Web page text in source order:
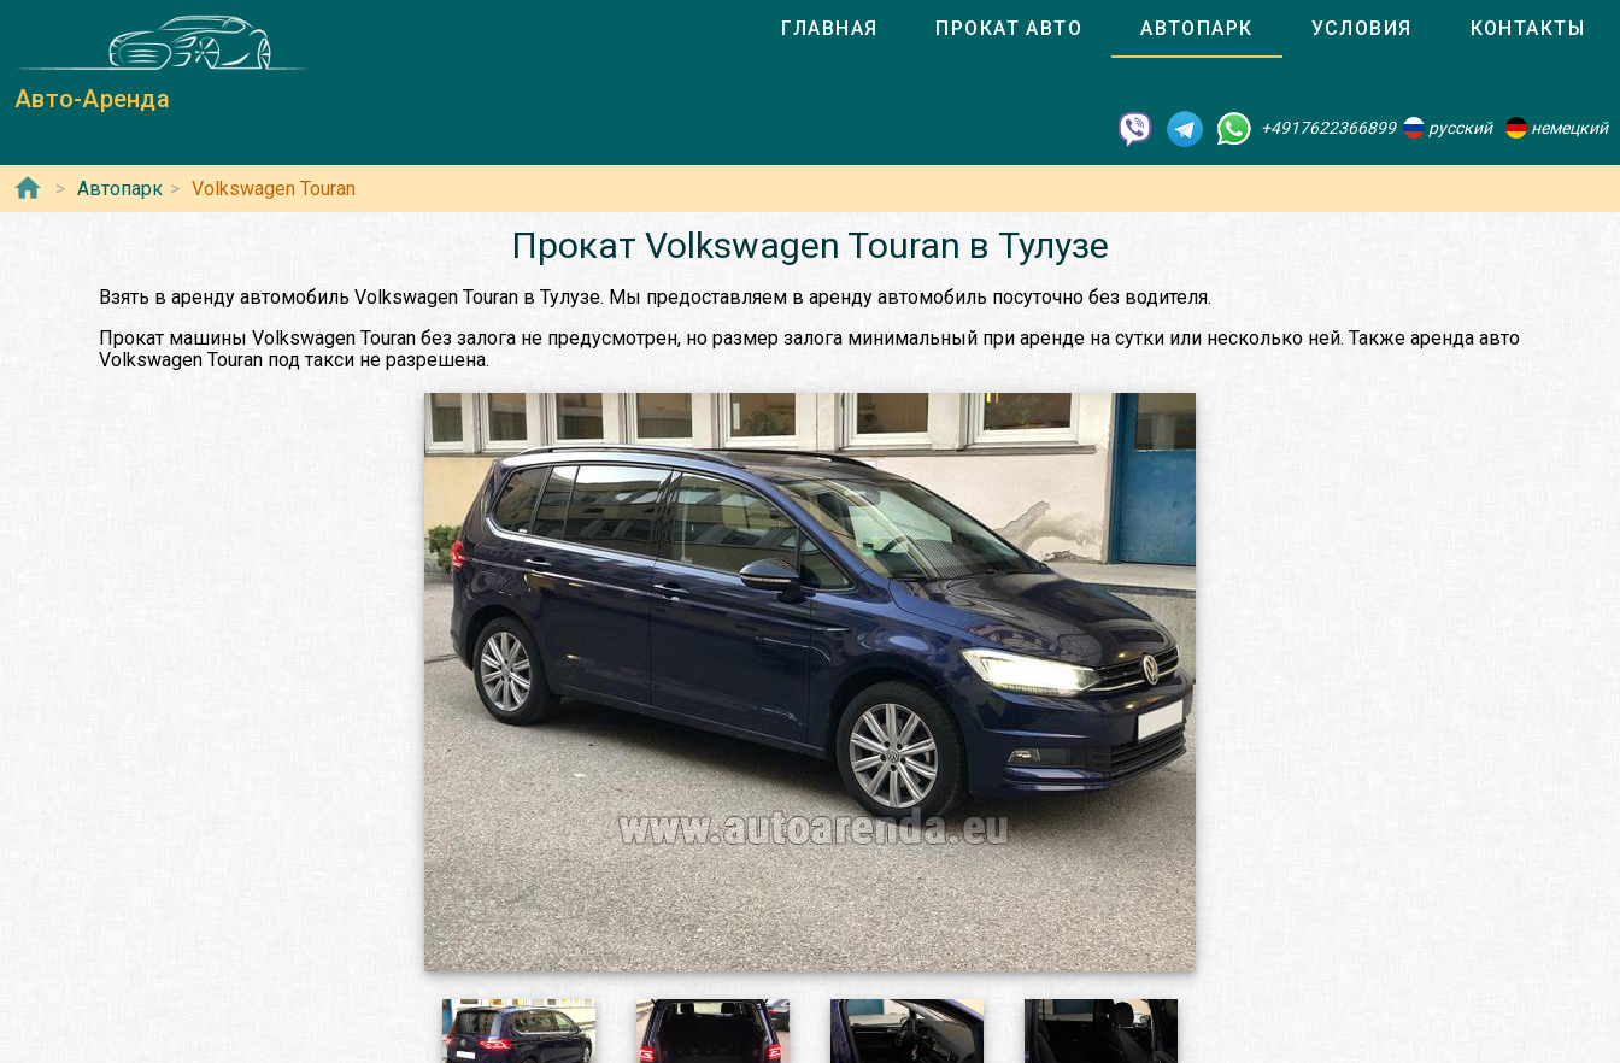
Авто-Аренда
ГЛАВНАЯ ПРОКАТ АВТО АВТОПАРК УСЛОВИЯ КОНТАКТЫ
+4917622366899 русский немецкий
Автопарк Volkswagen Touran
Прокат Volkswagen Touran в Тулузе
Взять в аренду автомобиль Volkswagen Touran в Тулузе. Мы предоставляем в аренду автомобиль посуточно без водителя.
Прокат машины Volkswagen Touran без залога не предусмотрен, но размер залога минимальный при аренде на сутки или несколько ней. Также аренда авто
Volkswagen Touran под такси не разрешена.